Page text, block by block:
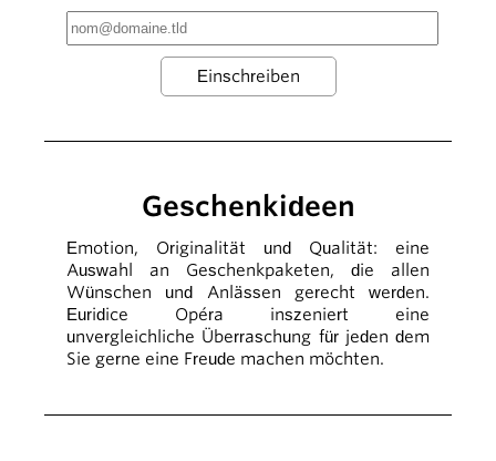
Geschenkideen
Emotion, Originalität und Qualität: eine
Auswahl an Geschenkpaketen, die allen
Wünschen und Anlässen gerecht werden.
Euridice Opéra inszeniert eine
unvergleichliche Überraschung für jeden dem
Sie gerne eine Freude machen möchten.